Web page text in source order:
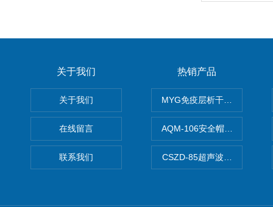
关于我们
关于我们
在线留言
联系我们
热销产品
MYG免疫层析干燥箱
AQM-106安全帽高温预处理
CSZD-85超声波清洗振荡器